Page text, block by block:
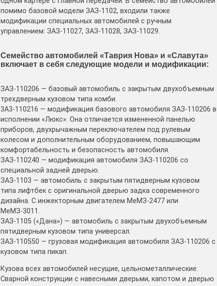
помимо базовой модели ЗАЗ-1102, входили также
модификации специальных автомобилей с ручным
управлением: ЗАЗ-11027, ЗАЗ-11028, ЗАЗ-11029.
Семейство автомобилей «Таврия Нова» и «Славута»
включает в себя следующие модели и модификации:
ЗАЗ-110206 — базовый автомобиль с закрытым двухобъемным
трехдверным кузовом типа комби.
3A3-110216 — модификация базового автомобиля ЗАЗ-110206 в
исполнении «Люкс». Она отличается измененной панелью
приборов, двухрычажным переключателем под рулевым
колесом и дополнительным оборудованием, повышающим
комфортабельность и безопасность автомобиля.
ЗАЗ-110240 — модификация автомобиля ЗАЗ-110206 со
специальной задней дверью.
ЗАЗ-1103 — автомобиль с закрытым пятидверным кузовом
типа лифтбек с оригинальной дверью задка современного
дизайна. С инжекторным двигателем МеМЗ-2477 или
МеМЗ-3011.
ЗАЗ-1105 («Дана») — автомобиль с закрытым двухобъемным
пятидверным кузовом типа универсал.
ЗАЗ-110550 — грузовая модификация автомобиля ЗАЗ-110206 с
кузовом типа пикап.
Кузова всех автомобилей несущие, цельнометаллические.
Сварной конструкции с навесными дверьми, капотом и дверью